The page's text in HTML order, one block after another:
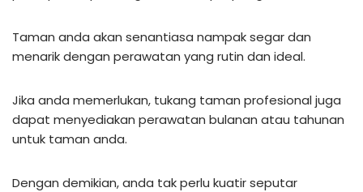
Taman anda akan senantiasa nampak segar dan
menarik dengan perawatan yang rutin dan ideal.
Jika anda memerlukan, tukang taman profesional juga
dapat menyediakan perawatan bulanan atau tahunan
untuk taman anda.
Dengan demikian, anda tak perlu kuatir seputar